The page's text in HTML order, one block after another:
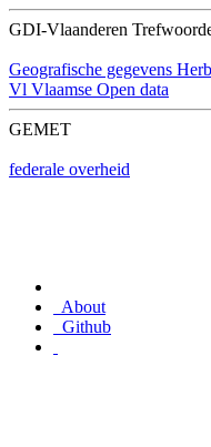
GDI-Vlaanderen
Geografische gegevens
Vl Vlaamse Open data
GEMET
federale overheid
About
Github